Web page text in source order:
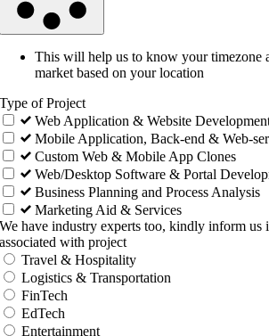
This will help us to know your timezone
market based on your location
Type of Project
Web Application & Website
Mobile Application, Back-end & Web-
Custom Web & Mobile App Clones
Web/Desktop Software & Portal
Business Planning and Process Analysis
Marketing Aid & Services
We have industry experts too, kindly inform us
associated with project
Travel & Hospitality
Logistics & Transportation
FinTech
EdTech
Entertainment